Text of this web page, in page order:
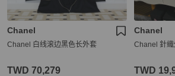
Chanel
Chanel 白线滚边黑色长外套
TWD 70,279
Chanel
Chanel 針
TWD